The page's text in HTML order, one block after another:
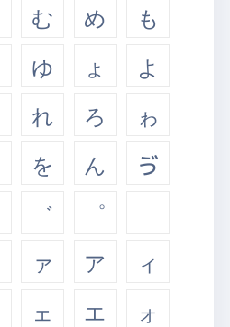
む め
も
ゆ ょ
よ
れ ろ
ゎ
を ん
ゔ
゛ ゜
ァ ア
ィ
ェ エ ォ